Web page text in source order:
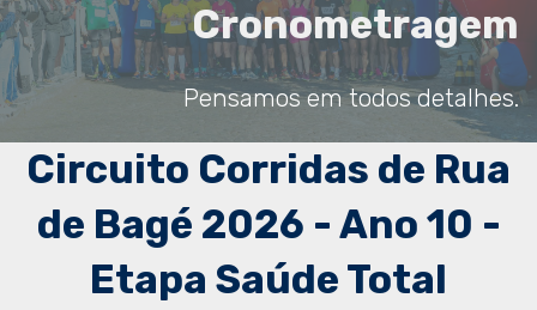
Cronometragem
Pensamos em todos detalhes.
Circuito Corridas de Rua
de Bagé 2026 - Ano 10 -
Etapa Saúde Total